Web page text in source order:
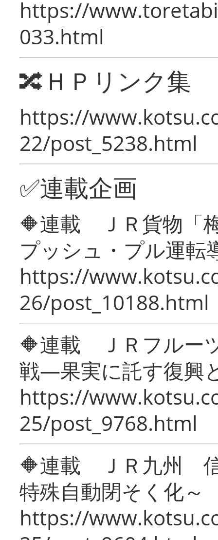
https://
033.html
🔀ＨＰリンク集
https://
22/post_5238.html
✅連載企画
🔶連載 ＪＲ貨物「
プッシュ・プル運転
https://
26/post_10188.html
🔶連載 ＪＲフルー
戦―果実に託す復興
https://
25/post_9768.html
🔶連載 ＪＲ九州 信
特殊自動閉そく化～
https://